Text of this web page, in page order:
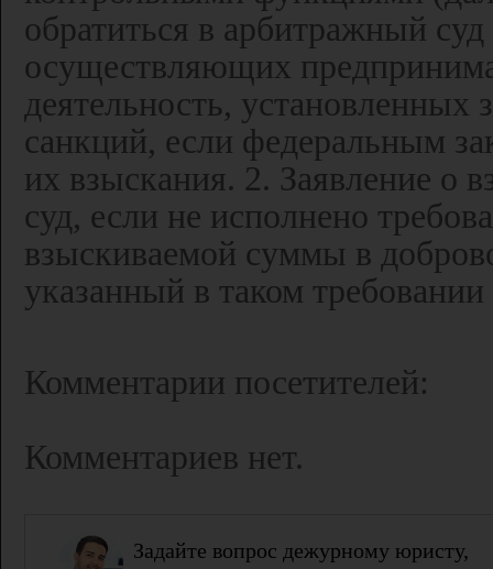
обратиться в арбитражный
осуществляющих
деятельность, установленных
санкций, если федеральным
их взыскания. 2. Заявление о
суд, если не исполнено
взыскиваемой суммы в
указанный в таком
Комментарии посетителей:
Комментариев нет.
Задайте вопрос дежурному юристу,